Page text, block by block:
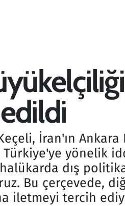
İran'ın
yönelik
dış
Bu çerçevede,
iletmeyi tercih